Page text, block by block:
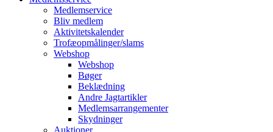
Medlemservice
Bliv medlem
Aktivitetskalender
Trofæopmålinger/slams
Webshop
Webshop
Bøger
Beklædning
Andre Jagtartikler
Medlemsarrangementer
Skydninger
Auktioner